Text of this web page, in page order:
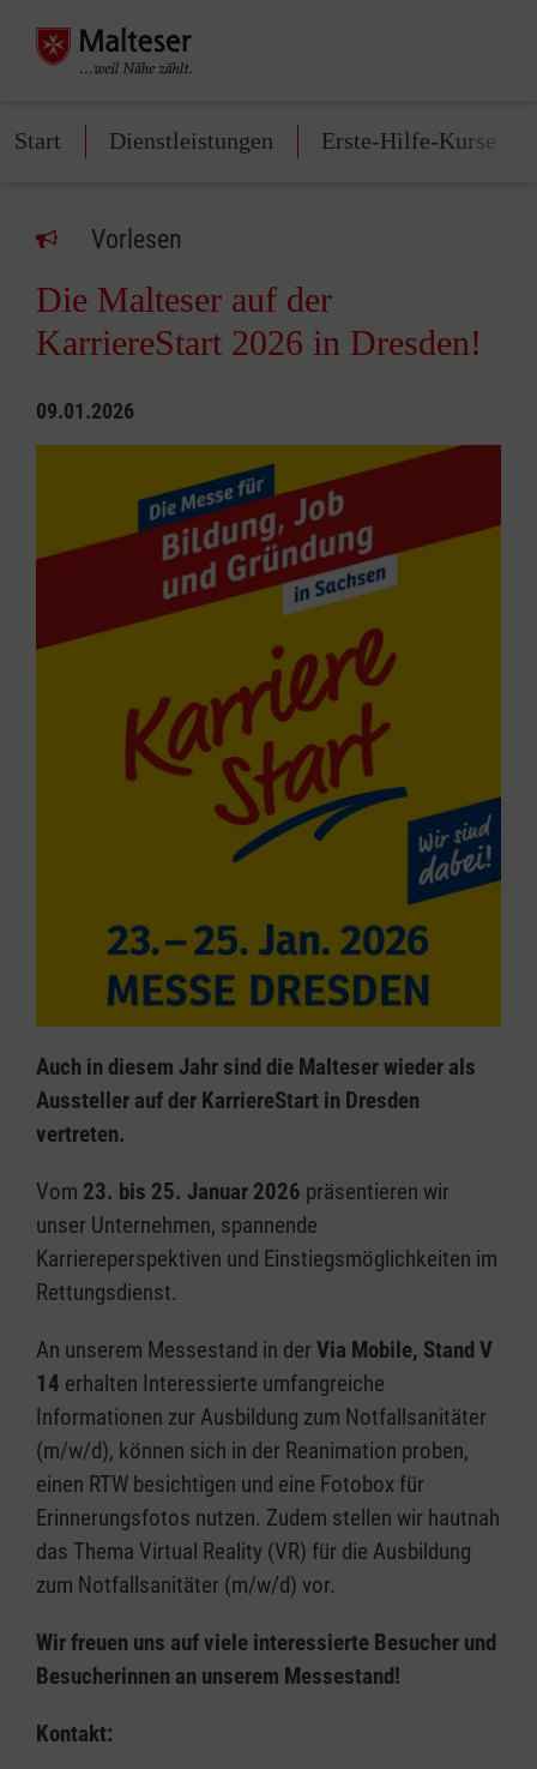
Start Dienstleistungen Erste-Hilfe-Kurse
Vorlesen
Die Malteser auf der
KarriereStart 2026 in Dresden!
09.01.2026
Auch in diesem Jahr sind die Malteser wieder als
Aussteller auf der KarriereStart in Dresden
vertreten.
Vom 23. bis 25. Januar 2026 präsentieren wir
unser Unternehmen, spannende
Karriereperspektiven und Einstiegsmöglichkeiten im
Rettungsdienst.
An unserem Messestand in der Via Mobile, Stand V
14 erhalten Interessierte umfangreiche
Informationen zur Ausbildung zum Notfallsanitäter
(m/w/d), können sich in der Reanimation proben,
einen RTW besichtigen und eine Fotobox für
Erinnerungsfotos nutzen. Zudem stellen wir hautnah
das Thema Virtual Reality (VR) für die Ausbildung
zum Notfallsanitäter (m/w/d) vor.
Wir freuen uns auf viele interessierte Besucher und
Besucherinnen an unserem Messestand!
Kontakt: